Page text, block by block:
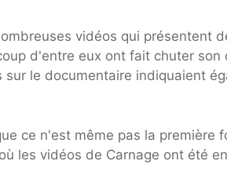
vidéos qui présentent
d'entre eux ont fait chuter son
le documentaire indiquaient
ce n'est même pas la première
les vidéos de Carnage ont été